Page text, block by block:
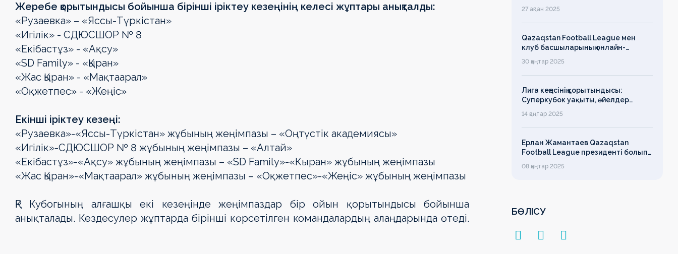
Жеребе қорытындысы бойынша бірінші іріктеу кезеңінің келесі жұптары анықталды:
«Рузаевка» – «Яссы-Түркістан»
«Игілік» - СДЮСШОР № 8
«Екібастұз» - «Ақсу»
«SD Family» - «Қыран»
«Жас Қыран» - «Мақтаарал»
«Оқжетпес» - «Жеңіс»
Екінші іріктеу кезеңі:
«Рузаевка»-«Яссы-Түркістан» жұбының жеңімпазы – «Оңтүстік академиясы»
«Игілік»-СДЮСШОР № 8 жұбының жеңімпазы – «Алтай»
«Екібастұз»-«Ақсу» жұбының жеңімпазы – «SD Family»-«Кыран» жұбының жеңімпазы
«Жас Қыран»-«Мақтаарал» жұбының жеңімпазы – «Оқжетпес»-«Жеңіс» жұбының жеңімпазы
ҚР Кубогының алғашқы екі кезеңінде жеңімпаздар бір ойын қорытындысы бойынша
анықталады. Кездесулер жұптарда бірінші көрсетілген командалардың алаңдарында өтеді.
алайда оның сөзі түкке тұрмайды!
27 ақпан 2025
Qazaqstan Football League мен
клуб басшыларының онлайн-
бойынша баспасөз-релизі
30 қаңтар 2025
Лига кеңесінің қорытындысы:
Суперкубок уақыты, әйелдер
лимит
14 қаңтар 2025
Ерлан Жамантаев Qazaqstan
Football League президенті болып
08 қаңтар 2025
БӨЛІСУ